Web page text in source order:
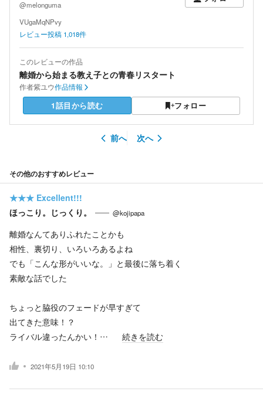
@melonguma
VUgaMqNPvy
レビュー投稿 1,018件
このレビューの作品
離婚から始まる教え子との青春リスタート
作者紫ユウ作品情報
1話目から読む フォロー
前へ 次へ
その他のおすすめレビュー
★★★ Excellent!!!
ほっこり。じっくり。
@kojipapa
離婚なんてありふれたことかも
相性、裏切り、いろいろあるよね
でも「こんな形がいいな。」と最後に落ち着く
素敵な話でした
ちょっと脇役のフェードが早すぎて
出てきた意味！？
ライバル違ったんかい！…
続きを読む
2021年5月19日 10:10